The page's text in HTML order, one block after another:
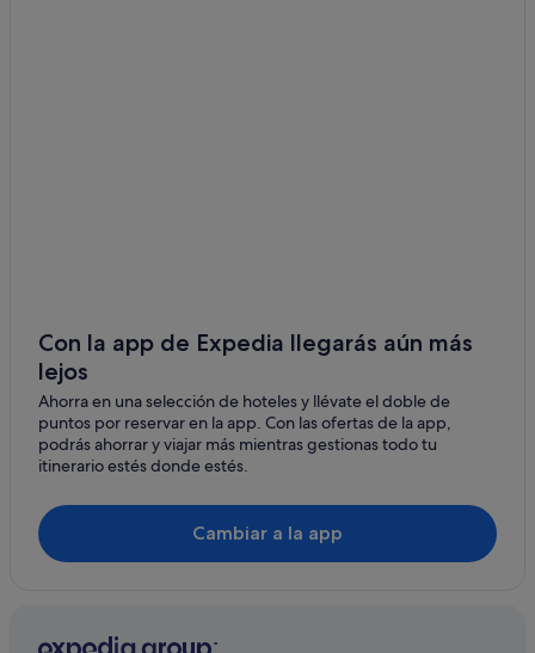
Hoteles baratos en Condado de Cornualles
Casas de campo en Condado de Cornualles
Perranporth hoteles
Cruceros en Condado de Cornualles
Porthtowan
Con la app de Expedia llegarás aún más
lejos
Ahorra en una selección de hoteles y llévate el doble de
puntos por reservar en la app. Con las ofertas de la app,
podrás ahorrar y viajar más mientras gestionas todo tu
itinerario estés donde estés.
Cambiar a la app